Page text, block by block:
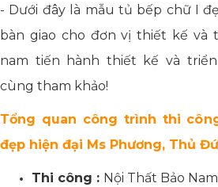
- Dưới đây là mẫu tủ bếp chữ I
bàn giao cho đơn vị thiết kế và
nam tiến hành thiết kế và
cùng tham khảo!
Tổng quan công trình thi
đẹp hiện đại Ms Phương, Thủ
Thi công : Nội Thất Bảo Nam